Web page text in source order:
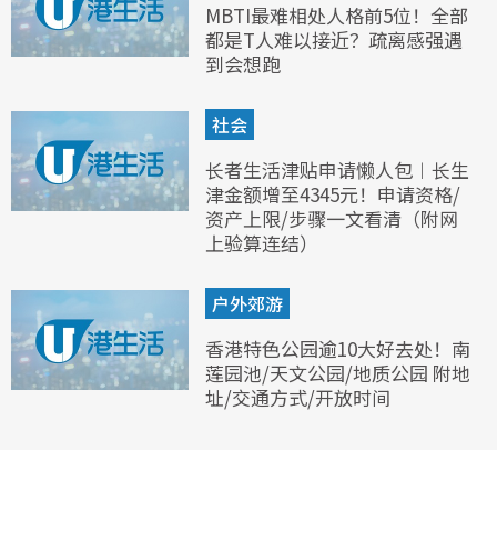
MBTI最难相处人格前5位！全部
都是T人难以接近？疏离感强遇
到会想跑
社会
长者生活津贴申请懒人包︱长生
津金额增至4345元！申请资格/
资产上限/步骤一文看清（附网
上验算连结）
户外郊游
香港特色公园逾10大好去处！南
莲园池/天文公园/地质公园 附地
址/交通方式/开放时间